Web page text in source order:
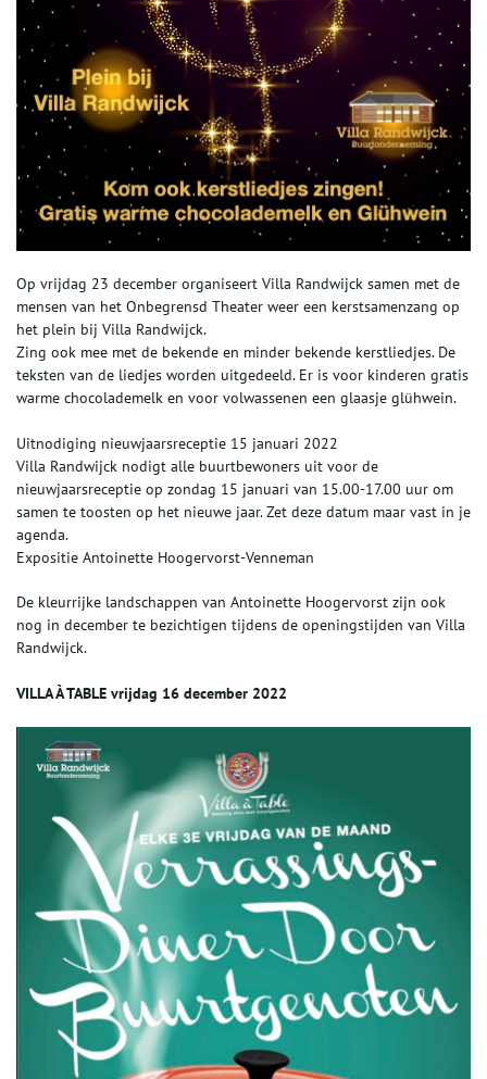
Op vrijdag 23 december organiseert Villa Randwijck samen met de
mensen van het Onbegrensd Theater weer een kerstsamenzang op
het plein bij Villa Randwijck.
Zing ook mee met de bekende en minder bekende kerstliedjes. De
teksten van de liedjes worden uitgedeeld. Er is voor kinderen gratis
warme chocolademelk en voor volwassenen een glaasje glühwein.
Uitnodiging nieuwjaarsreceptie 15 januari 2022
Villa Randwijck nodigt alle buurtbewoners uit voor de
nieuwjaarsreceptie op zondag 15 januari van 15.00-17.00 uur om
samen te toosten op het nieuwe jaar. Zet deze datum maar vast in je
agenda.
Expositie Antoinette Hoogervorst-Venneman
De kleurrijke landschappen van Antoinette Hoogervorst zijn ook
nog in december te bezichtigen tijdens de openingstijden van Villa
Randwijck.
VILLA À TABLE vrijdag 16 december 2022